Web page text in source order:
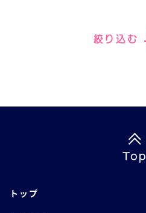
絞り込む
Top
トップ